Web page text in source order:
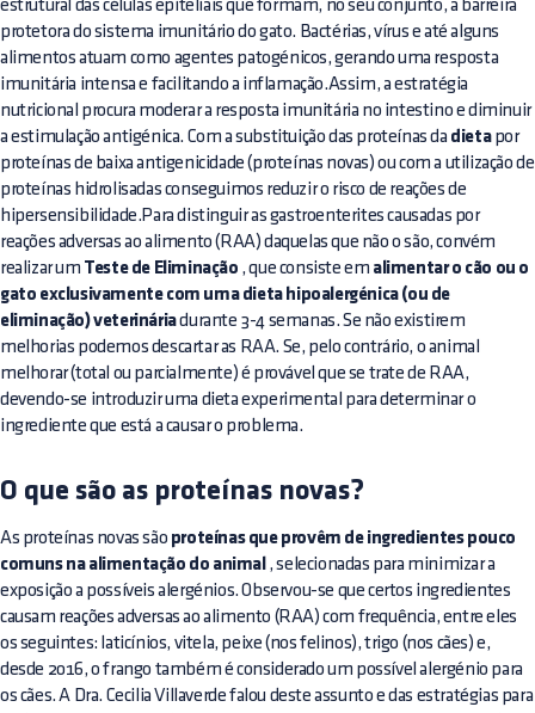
estrutural das células epiteliais que formam, no seu conjunto, a barreira
protetora do sistema imunitário do gato. Bactérias, vírus e até alguns
alimentos atuam como agentes patogénicos, gerando uma resposta
imunitária intensa e facilitando a inflamação.Assim, a estratégia
nutricional procura moderar a resposta imunitária no intestino e diminuir
a estimulação antigénica. Com a substituição das proteínas da dietapor
proteínas de baixa antigenicidade (proteínas novas) ou com a utilização de
proteínas hidrolisadas conseguimos reduzir o risco de reações de
hipersensibilidade.Para distinguir as gastroenterites causadas por
reações adversas ao alimento (RAA) daquelas que não o são, convém
realizar um Teste de Eliminação , que consiste em alimentar o cão ou o
gato exclusivamente com uma dieta hipoalergénica (ou de
eliminação) veterináriadurante 3-4 semanas. Se não existirem
melhorias podemos descartar as RAA. Se, pelo contrário, o animal
melhorar (total ou parcialmente) é provável que se trate de RAA,
devendo-se introduzir uma dieta experimental para determinar o
ingrediente que está a causar o problema.
O que são as proteínas novas?
As proteínas novas são proteínas que provêm de ingredientes pouco
comuns na alimentação do animal , selecionadas para minimizar a
exposição a possíveis alergénios. Observou-se que certos ingredientes
causam reações adversas ao alimento (RAA) com frequência, entre eles
os seguintes: laticínios, vitela, peixe (nos felinos), trigo (nos cães) e,
desde 2016, o frango também é considerado um possível alergénio para
os cães. A Dra. Cecilia Villaverde falou deste assunto e das estratégias para